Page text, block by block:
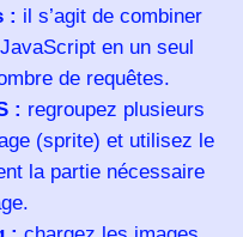
: il s’agit de combiner
en un seul
de requêtes.
: regroupez plusieurs
(sprite) et utilisez le
la partie nécessaire